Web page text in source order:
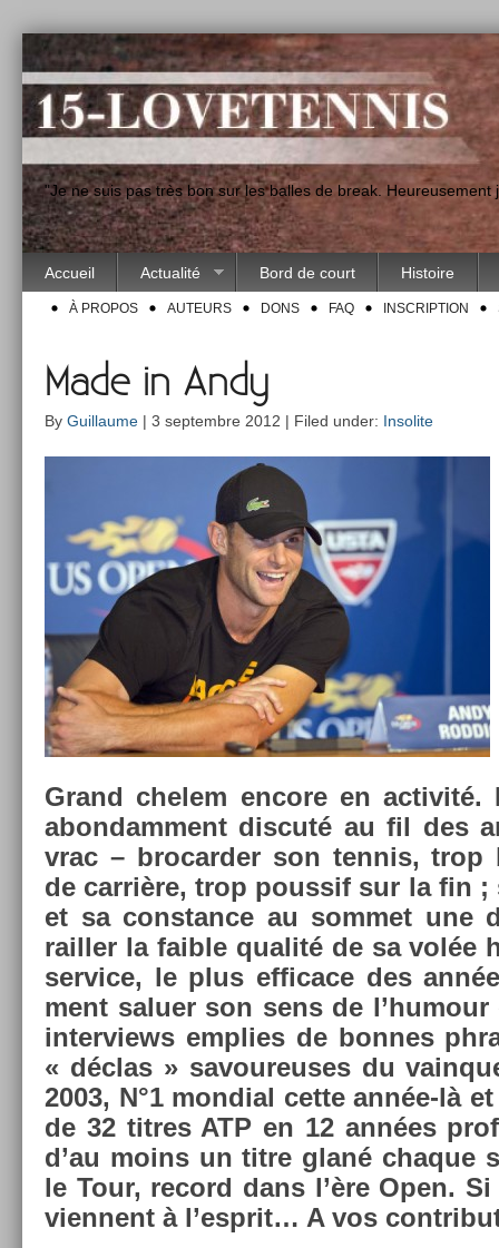
"Je ne suis pas très bon sur les balles de break.
Accueil Actualité Bord de court Histoire
À PROPOS AUTEURS DONS FAQ INSCRIPTION
Made in Andy
By Guillaume | 3 septembre 2012 | Filed under: Insolite
Grand chelem en­core en ac­tivité.
ab­on­dam­ment dis­cuté au fil des
vrac – brocard­er son ten­nis, trop
de carrière, trop pous­sif sur la fin ;
et sa con­stan­ce au som­met une
raill­er la faib­le qualité de sa volée
ser­vice, le plus ef­ficace des
ment salu­er son sens de
in­ter­views em­pl­ies de bon­nes
« déclas » savoureuses du
2003, N°1 mon­di­al cette année-là
de 32 tit­res ATP en 12 années
d’au moins un titre glané chaque
le Tour, re­cord dans l’ère Open.
vien­nent à l’esprit… A vos